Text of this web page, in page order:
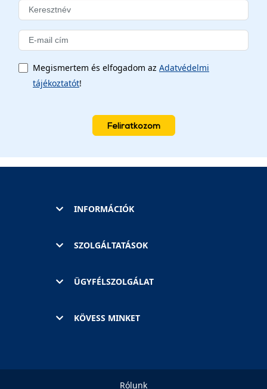
Megismertem és elfogadom az Adatvédelmi
tájékoztatót!
Feliratkozom
INFORMÁCIÓK
SZOLGÁLTATÁSOK
ÜGYFÉLSZOLGÁLAT
KÖVESS MINKET
Rólunk